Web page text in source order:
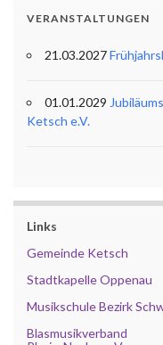
VERANSTALTUNGEN
21.03.2027
01.01.2029
Ketsch e.V.
Links
Gemeinde Ketsch
Stadtkapelle Oppenau
Musikschule Bezirk
Blasmusikverband